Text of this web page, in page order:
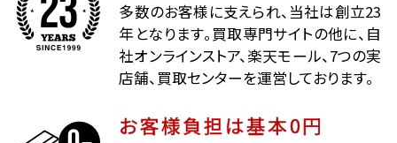
多数のお客様に支えられ、当社は創立23
年となります。買取専門サイトの他に、自
社オンラインストア、楽天モール、7つの実
店舗、買取センターを運営しております。
お客様負担は基本0円